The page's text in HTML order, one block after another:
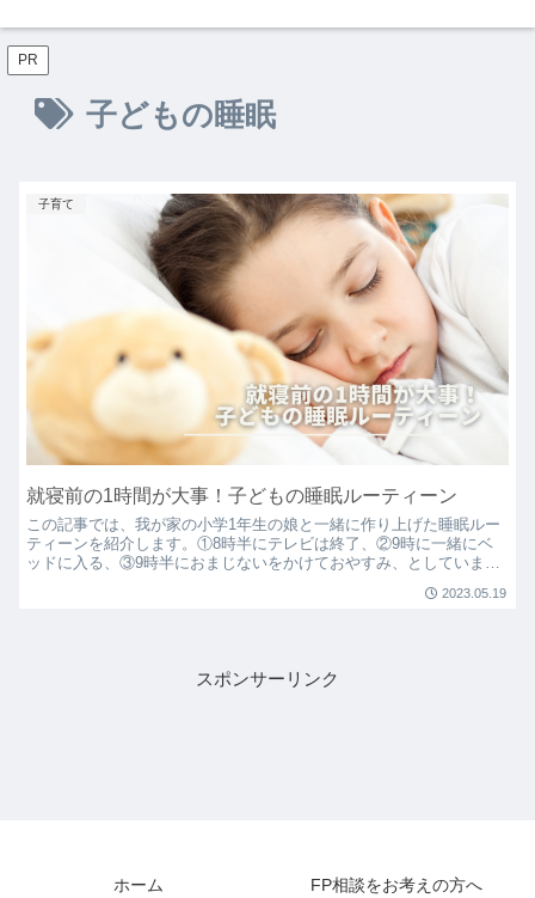
PR
子どもの睡眠
子育て
就寝前の1時間が大事！子どもの睡眠ルーティーン
この記事では、我が家の小学1年生の娘と一緒に作り上げた睡眠ルー
ティーンを紹介します。①8時半にテレビは終了、②9時に一緒にベ
ッドに入る、③9時半におまじないをかけておやすみ、としていま
2023.05.19
スポンサーリンク
ホーム FP相談をお考えの方へ